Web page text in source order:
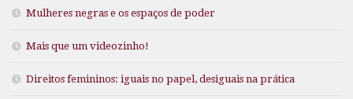
Mulheres negras e os espaços de poder
Mais que um videozinho!
Direitos femininos: iguais no papel, desiguais na prática